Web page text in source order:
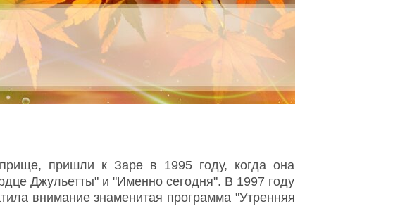
пришли к Заре в 1995 году, когда она
Джульетты" и "Именно сегодня". В 1997 году
внимание знаменитая программа "Утренняя